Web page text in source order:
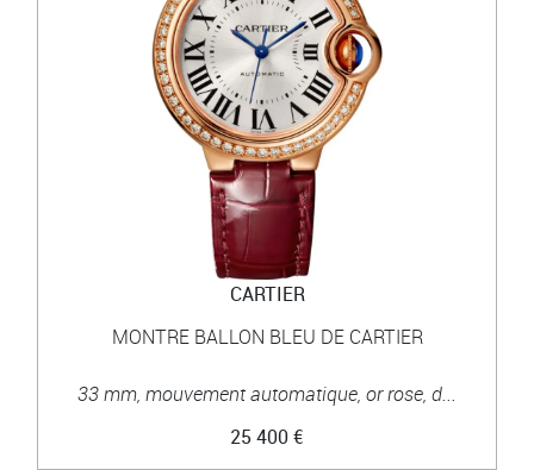
CARTIER
MONTRE BALLON BLEU DE CARTIER
33 mm, mouvement automatique, or rose, d...
25 400 €